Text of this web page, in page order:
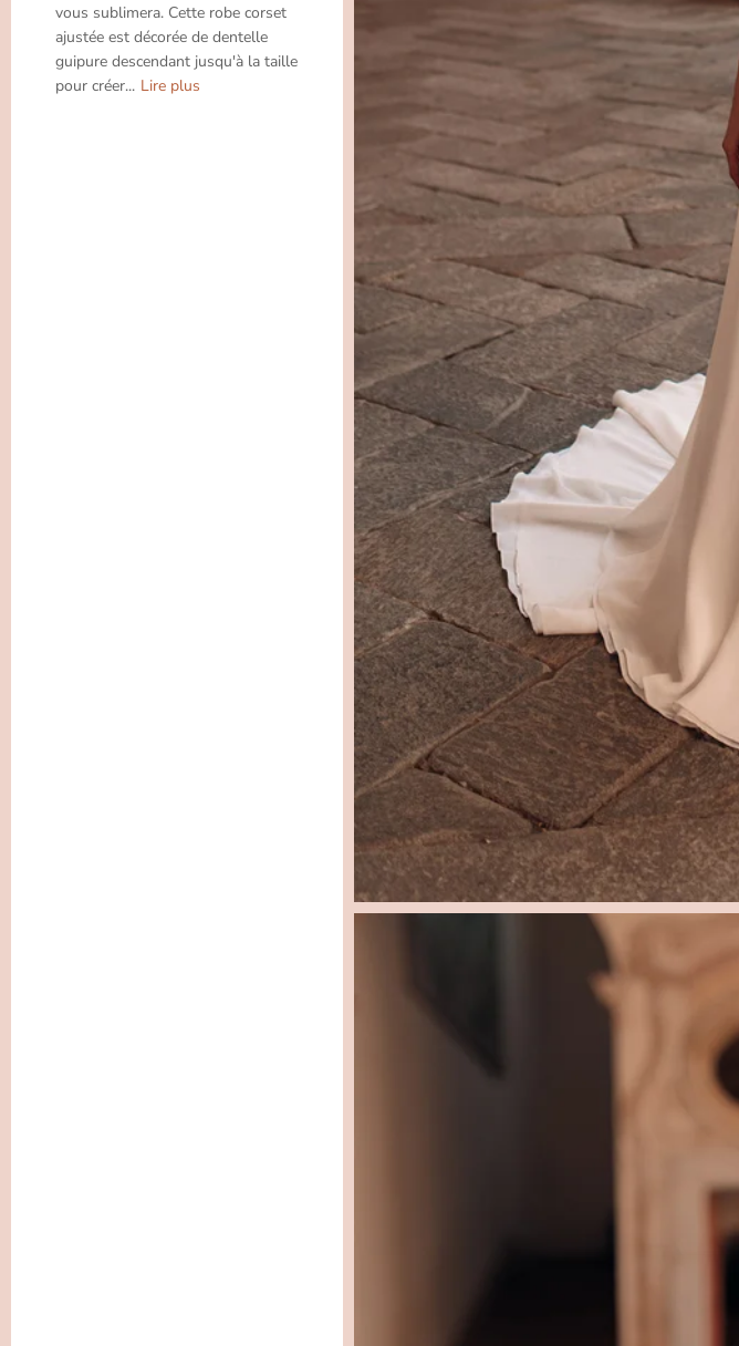
vous sublimera. Cette robe corset
ajustée est décorée de dentelle
guipure descendant jusqu'à la taille
pour créer... Lire plus